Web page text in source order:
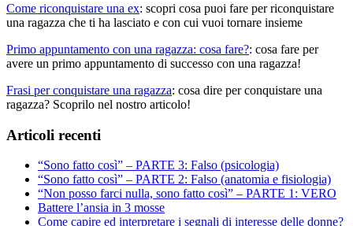
Come riconquistare una ex: scopri cosa puoi fare per riconquistare
una ragazza che ti ha lasciato e con cui vuoi tornare insieme
Primo appuntamento con una ragazza: cosa fare?: cosa fare per
avere un primo appuntamento di successo con una ragazza!
Frasi per conquistare una ragazza: cosa dire per conquistare una
ragazza? Scoprilo nel nostro articolo!
Articoli recenti
“Sono fatto così” – PARTE 3: Falso (psicologia)
“Sono fatto così” – PARTE 2: Falso (anatomia e fisiologia)
“Non posso farci nulla, sono fatto così” – PARTE 1: VERO
Battere l’ansia in 3 mosse
Come capire ed interpretare i segnali di interesse delle donne?